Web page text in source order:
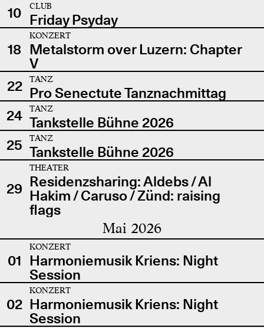
10
CLUB
Friday Psyday
18
KONZERT
Metalstorm over Luzern: Chapter
V
22
TANZ
Pro Senectute Tanznachmittag
24
TANZ
Tankstelle Bühne 2026
25
TANZ
Tankstelle Bühne 2026
29
THEATER
Residenzsharing: Aldebs / Al
Hakim / Caruso / Zünd: raising
flags
Mai 2026
01
KONZERT
Harmoniemusik Kriens: Night
Session
02
KONZERT
Harmoniemusik Kriens: Night
Session